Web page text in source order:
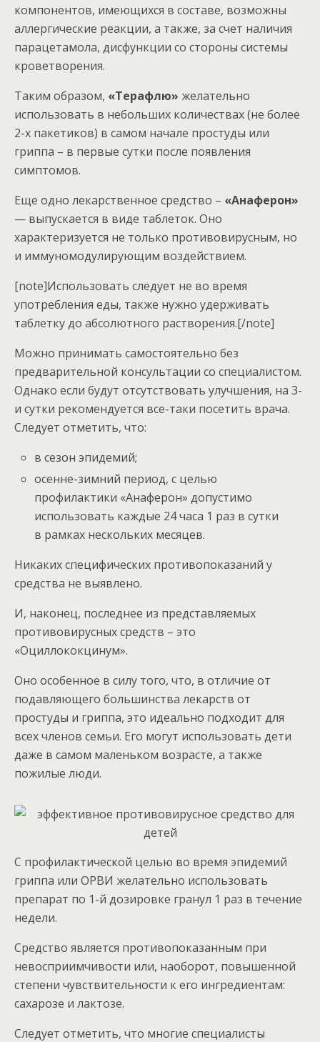
компонентов, имеющихся в составе, возможны
аллергические реакции, а также, за счет наличия
парацетамола, дисфункции со стороны системы
кроветворения.
Таким образом, «Терафлю» желательно
использовать в небольших количествах (не более
2-х пакетиков) в самом начале простуды или
гриппа – в первые сутки после появления
симптомов.
Еще одно лекарственное средство – «Анаферон»
— выпускается в виде таблеток. Оно
характеризуется не только противовирусным, но
и иммуномодулирующим воздействием.
[note]Использовать следует не во время
употребления еды, также нужно удерживать
таблетку до абсолютного растворения.[/note]
Можно принимать самостоятельно без
предварительной консультации со специалистом.
Однако если будут отсутствовать улучшения, на 3-
и сутки рекомендуется все-таки посетить врача.
Следует отметить, что:
в сезон эпидемий;
осенне-зимний период, с целью
профилактики «Анаферон» допустимо
использовать каждые 24 часа 1 раз в сутки
в рамках нескольких месяцев.
Никаких специфических противопоказаний у
средства не выявлено.
И, наконец, последнее из представляемых
противовирусных средств – это
«Оциллококцинум».
Оно особенное в силу того, что, в отличие от
подавляющего большинства лекарств от
простуды и гриппа, это идеально подходит для
всех членов семьи. Его могут использовать дети
даже в самом маленьком возрасте, а также
пожилые люди.
С профилактической целью во время эпидемий
гриппа или ОРВИ желательно использовать
препарат по 1-й дозировке гранул 1 раз в течение
недели.
Средство является противопоказанным при
невосприимчивости или, наоборот, повышенной
степени чувствительности к его ингредиентам:
сахарозе и лактозе.
Следует отметить, что многие специалисты